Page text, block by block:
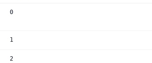
0
1
2